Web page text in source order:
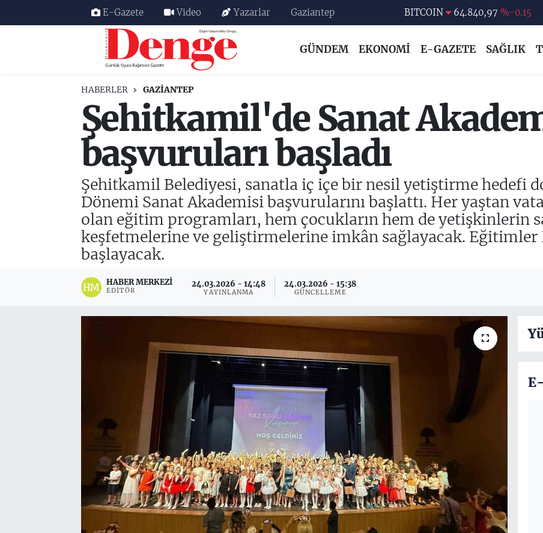
E-Gazete Video Yazarlar Gaziantep DOLAR 47,7436 %0.18
STERLİN
64,4811 %0.38
BITCOIN
64.840,97 %-0.15
GÜNDEM EKONOMİ E-GAZETE SAĞLIK
HABERLER GAZIANTEP
Şehitkamil'de Sanat
başvuruları başladı
Şehitkamil Belediyesi, sanatla iç içe bir nesil yetiştirme hedefi
Dönemi Sanat Akademisi başvurularını başlattı. Her yaştan
olan eğitim programları, hem çocukların hem de yetişkinlerin
keşfetmelerine ve geliştirmelerine imkân sağlayacak. Eğitimler
başlayacak.
HABER MERKEZI
EDITÖR
24.03.2026 - 14:48
YAYINLANMA
24.03.2026 - 15:38
GÜNCELLEME
Nöbetçi Eczaneler
Trafik Durumu
Süper Lig Puan Durumu ve Fikstür
Tüm Manşetler
Son Dakika Haberleri
Haber Arşivi